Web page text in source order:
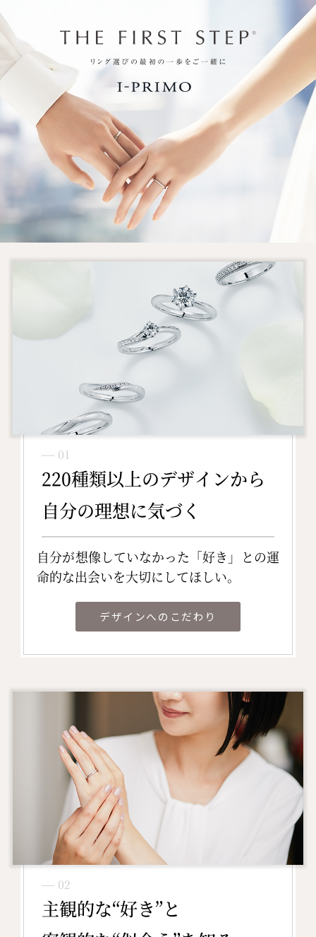
― 01
220種類以上のデザインから
自分の理想に気づく
自分が想像していなかった「好き」との運
命的な出会いを大切にしてほしい。
デザインへのこだわり
― 02
主観的な“好き”と